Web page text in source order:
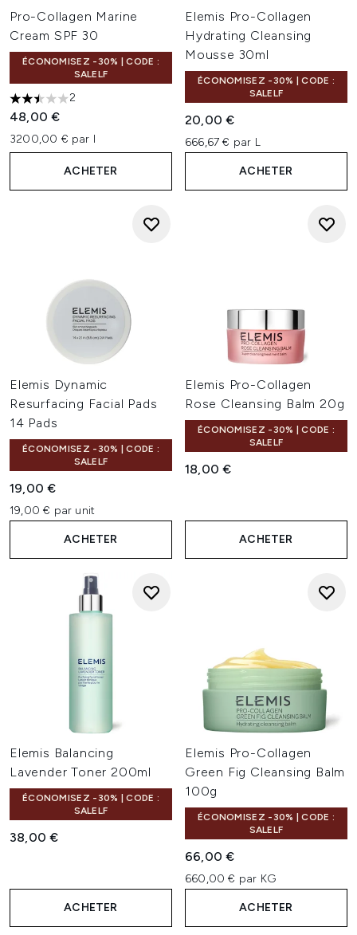
Pro-Collagen Marine
Cream SPF 30
ÉCONOMISEZ -30% | CODE :
SALELF
2.5 étoiles sur un maximum de 5
2
48,00 €
3200,00 € par l
ACHETER
Elemis Pro-Collagen
Hydrating Cleansing
Mousse 30ml
ÉCONOMISEZ -30% | CODE :
SALELF
20,00 €
666,67 € par L
ACHETER
Elemis Dynamic
Resurfacing Facial Pads
14 Pads
ÉCONOMISEZ -30% | CODE :
SALELF
19,00 €
19,00 € par unit
ACHETER
Elemis Pro-Collagen
Rose Cleansing Balm 20g
ÉCONOMISEZ -30% | CODE :
SALELF
18,00 €
ACHETER
Elemis Balancing
Lavender Toner 200ml
ÉCONOMISEZ -30% | CODE :
SALELF
38,00 €
ACHETER
Elemis Pro-Collagen
Green Fig Cleansing Balm
100g
ÉCONOMISEZ -30% | CODE :
SALELF
66,00 €
660,00 € par KG
ACHETER